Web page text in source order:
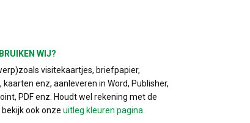
WIJ?
visitekaartjes, briefpapier,
enz, aanleveren in Word, Publisher,
PDF enz. Houdt wel rekening met de
bekijk ook onze uitleg kleuren pagina